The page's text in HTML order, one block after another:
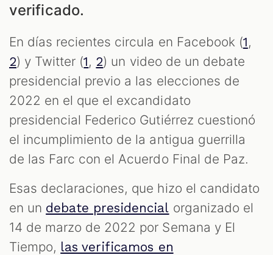
verificado.
En días recientes circula en Facebook (1,
2) y Twitter (1, 2) un video de un debate
presidencial previo a las elecciones de
2022 en el que el excandidato
presidencial Federico Gutiérrez cuestionó
el incumplimiento de la antigua guerrilla
de las Farc con el Acuerdo Final de Paz.
Esas declaraciones, que hizo el candidato
en un debate presidencial organizado el
14 de marzo de 2022 por Semana y El
Tiempo, las verificamos en